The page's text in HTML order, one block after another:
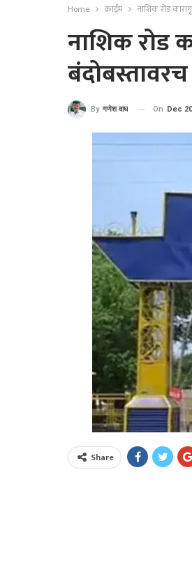
Home क्राईम नाशिक रोड
नाशिक रोड
बंदोबस्तावरच
By गणेश वाघ On Dec
Share